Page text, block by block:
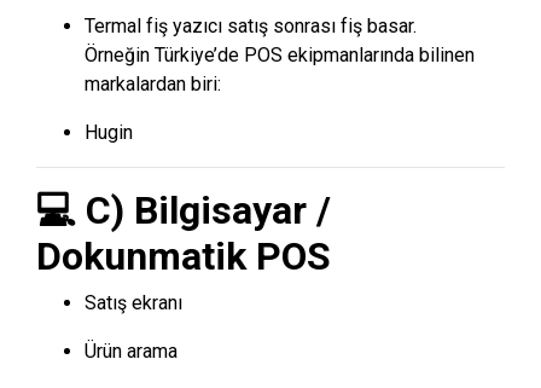
Termal fiş yazıcı satış sonrası fiş basar.
Örneğin Türkiye’de POS ekipmanlarında bilinen
markalardan biri:
Hugin
💻 C) Bilgisayar /
Dokunmatik POS
Satış ekranı
Ürün arama